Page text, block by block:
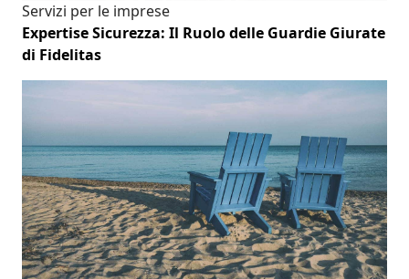
Servizi per le imprese
Expertise Sicurezza: Il Ruolo delle Guardie Giurate
di Fidelitas